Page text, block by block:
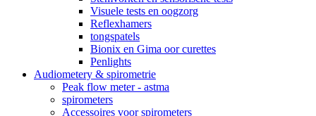
Visuele tests en oogzorg
Reflexhamers
tongspatels
Bionix en Gima oor curettes
Penlights
Audiometery & spirometrie
Peak flow meter - astma
spirometers
Accessoires voor spirometers